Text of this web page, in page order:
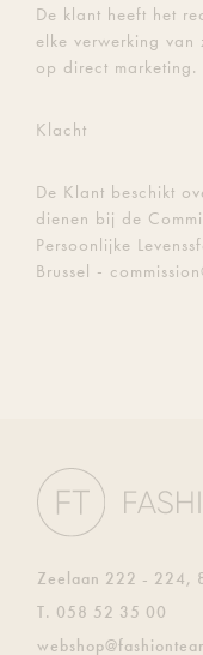
De klant heeft het
elke verwerking van
op direct marketing.
Klacht
De Klant beschikt
dienen bij de
Persoonlijke
Brussel -
Zeelaan 222 - 224,
T. 058 52 35 00
E.